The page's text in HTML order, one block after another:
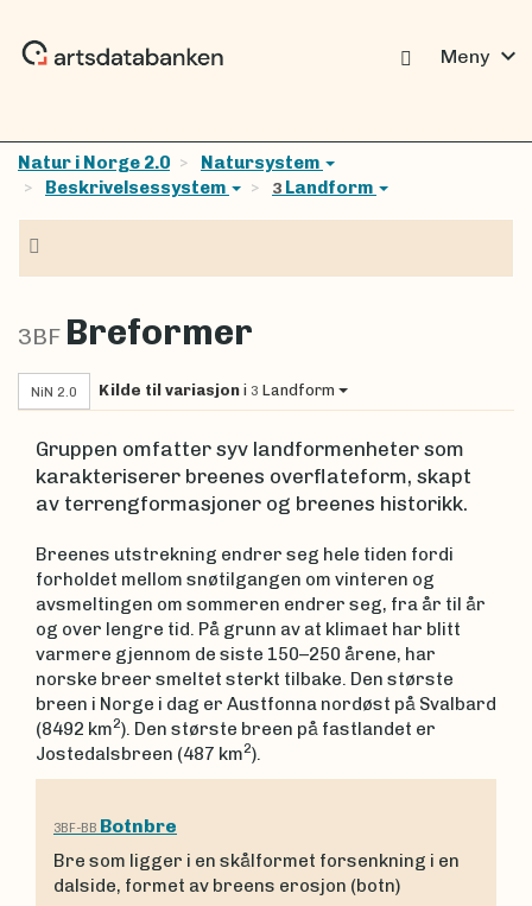
Meny expand_more
Natur i Norge 2.0
Natursystem
Beskrivelsessystem
3 Landform
3BF Breformer
NiN 2.0 Kilde til variasjon i 3 Landform
Gruppen omfatter syv landformenheter som
karakteriserer breenes overflateform, skapt
av terrengformasjoner og breenes historikk.
Breenes utstrekning endrer seg hele tiden fordi
forholdet mellom snøtilgangen om vinteren og
avsmeltingen om sommeren endrer seg, fra år til år
og over lengre tid. På grunn av at klimaet har blitt
varmere gjennom de siste 150–250 årene, har
norske breer smeltet sterkt tilbake. Den største
breen i Norge i dag er Austfonna nordøst på Svalbard
(8492 km2). Den største breen på fastlandet er
Jostedalsbreen (487 km2).
3BF-BB Botnbre
Bre som ligger i en skålformet forsenkning i en
dalside, formet av breens erosjon (botn)